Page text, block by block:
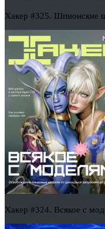
Хакер #325. Шпионские
Хакер #324. Всякое с